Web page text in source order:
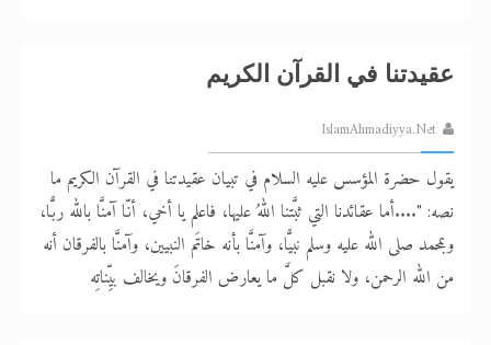
عقيدتنا في القرآن الكريم
IslamAhmadiyya.Net
يقول حضرة المؤسس عليه السلام في تبيان عقيدتنا في القرآن الكريم ما
نصه: "....أما عقائدنا التي ثبَّتنا اللهُ عليها، فاعلم يا أخي، أنّا آمنَّا بالله ربًّا،
وبمحمد صلى الله عليه وسلم نبيًّا، وآمنَّا بأنه خاتَم النبيين، وآمنَّا بالفرقان أنه
من الله الرحمن، ولا نقبل كلَّ ما يعارض الفرقانَ ويخالف بيِّناتِه